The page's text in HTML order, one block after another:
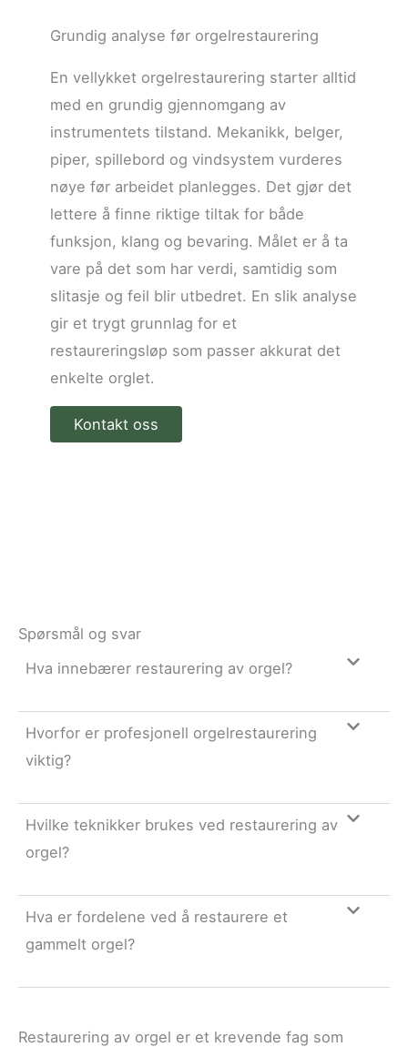
Grundig analyse før orgelrestaurering
En vellykket orgelrestaurering starter alltid
med en grundig gjennomgang av
instrumentets tilstand. Mekanikk, belger,
piper, spillebord og vindsystem vurderes
nøye før arbeidet planlegges. Det gjør det
lettere å finne riktige tiltak for både
funksjon, klang og bevaring. Målet er å ta
vare på det som har verdi, samtidig som
slitasje og feil blir utbedret. En slik analyse
gir et trygt grunnlag for et
restaureringsløp som passer akkurat det
enkelte orglet.
Kontakt oss
Spørsmål og svar
Hva innebærer restaurering av orgel?
Hvorfor er profesjonell orgelrestaurering
viktig?
Hvilke teknikker brukes ved restaurering av
orgel?
Hva er fordelene ved å restaurere et
gammelt orgel?
Restaurering av orgel er et krevende fag som